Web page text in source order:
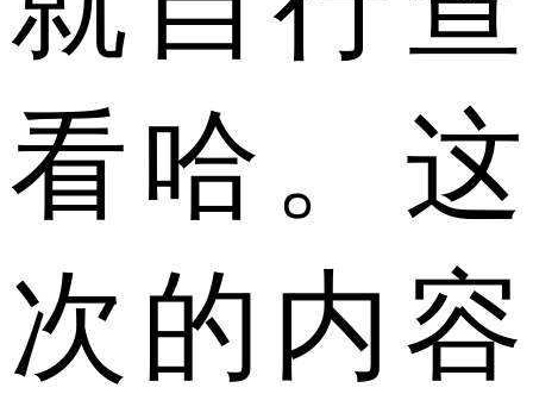
看哈。这
次的内容